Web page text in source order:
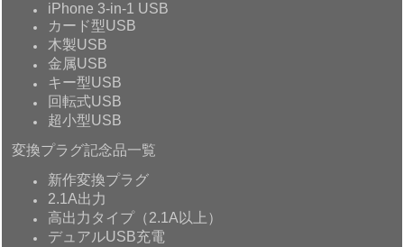
iPhone 3-in-1 USB
カード型USB
木製USB
金属USB
キー型USB
回転式USB
超小型USB
変換プラグ記念品一覧
新作変換プラグ
2.1A出力
高出力タイプ（2.1A以上）
デュアルUSB充電